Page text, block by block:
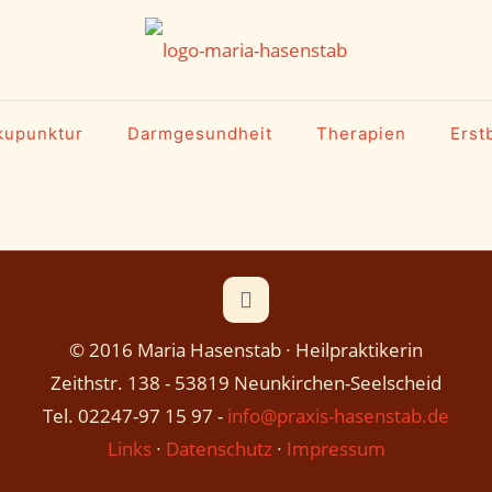
Darmgesundheit Therapien
© 2016 Maria Hasenstab ∙ Heilpraktikerin
Zeithstr. 138 - 53819 Neunkirchen-Seelscheid
Tel. 02247-97 15 97 - info@praxis-hasenstab.de
Links∙ Datenschutz∙ Impressum